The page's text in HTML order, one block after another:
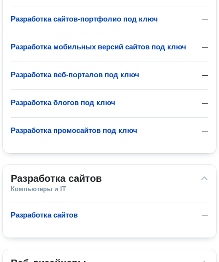
—
Разработка сайтов-портфолио под ключ
—
Разработка мобильных версий сайтов под ключ
—
Разработка веб-порталов под ключ
—
Разработка блогов под ключ
—
Разработка промосайтов под ключ
Разработка сайтов
Компьютеры и IT
—
Разработка сайтов